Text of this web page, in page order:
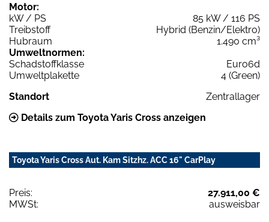
Motor:
kW / PS
85 kW / 116 PS
Treibstoff
Hybrid (Benzin/Elektro)
Hubraum
1.490 cm³
Umweltnormen:
Schadstoffklasse
Euro6d
Umweltplakette
4 (Green)
Standort
Zentrallager
Details zum Toyota Yaris Cross anzeigen
Toyota Yaris Cross Aut. Kam Sitzhz. ACC 16" CarPlay
Preis:
27.911,00 €
MWSt:
ausweisbar